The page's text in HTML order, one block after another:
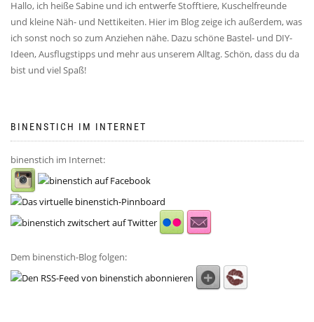
Hallo, ich heiße Sabine und ich entwerfe Stofftiere, Kuschelfreunde
und kleine Näh- und Nettikeiten. Hier im Blog zeige ich außerdem, was
ich sonst noch so zum Anziehen nähe. Dazu schöne Bastel- und DIY-
Ideen, Ausflugstipps und mehr aus unserem Alltag. Schön, dass du da
bist und viel Spaß!
BINENSTICH IM INTERNET
binenstich im Internet:
Dem binenstich-Blog folgen: